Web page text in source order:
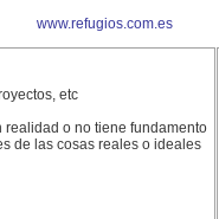
www.refugios.com.es
etc
o no tiene fundamento
de las cosas reales o ideales